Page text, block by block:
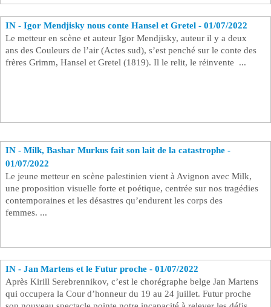
IN - Igor Mendjisky nous conte Hansel et Gretel - 01/07/2022
Le metteur en scène et auteur Igor Mendjisky, auteur il y a deux
ans des Couleurs de l’air (Actes sud), s’est penché sur le conte des
frères Grimm, Hansel et Gretel (1819). Il le relit, le réinvente ...
IN - Milk, Bashar Murkus fait son lait de la catastrophe -
01/07/2022
Le jeune metteur en scène palestinien vient à Avignon avec Milk,
une proposition visuelle forte et poétique, centrée sur nos tragédies
contemporaines et les désastres qu’endurent les corps des
femmes. ...
IN - Jan Martens et le Futur proche - 01/07/2022
Après Kirill Serebrennikov, c’est le chorégraphe belge Jan Martens
qui occupera la Cour d’honneur du 19 au 24 juillet. Futur proche